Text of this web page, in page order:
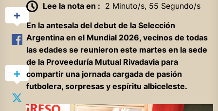
Lee la nota en : 2 Minuto/s, 55 Segundo/s
En la antesala del debut de la Selección
Argentina en el Mundial 2026, vecinos de todas
las edades se reunieron este martes en la sede
de la Proveeduría Mutual Rivadavia para
compartir una jornada cargada de pasión
futbolera, sorpresas y espíritu albiceleste.